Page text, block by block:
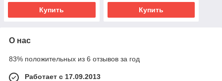
Купить Купить
О нас
83% положительных из 6 отзывов за год
Работает с 17.09.2013